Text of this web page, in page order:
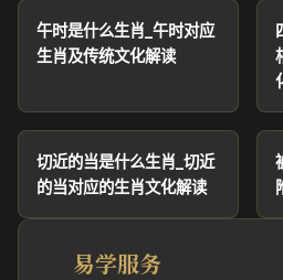
午时是什么生肖_午时对应
生肖及传统文化解读
切近的当是什么生肖_切近
的当对应的生肖文化解读
易学服务